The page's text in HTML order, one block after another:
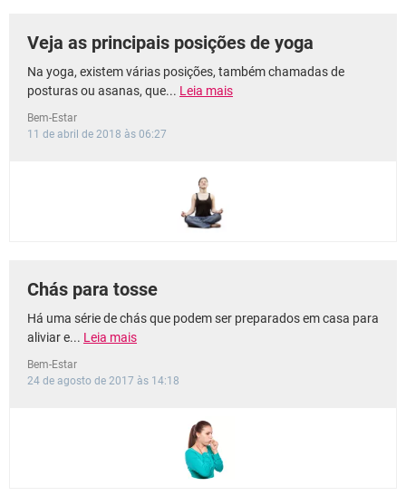
Veja as principais posições de yoga
Na yoga, existem várias posições, também chamadas de
posturas ou asanas, que... Leia mais
Bem-Estar
11 de abril de 2018 às 06:27
Chás para tosse
Há uma série de chás que podem ser preparados em casa para
aliviar e... Leia mais
Bem-Estar
24 de agosto de 2017 às 14:18